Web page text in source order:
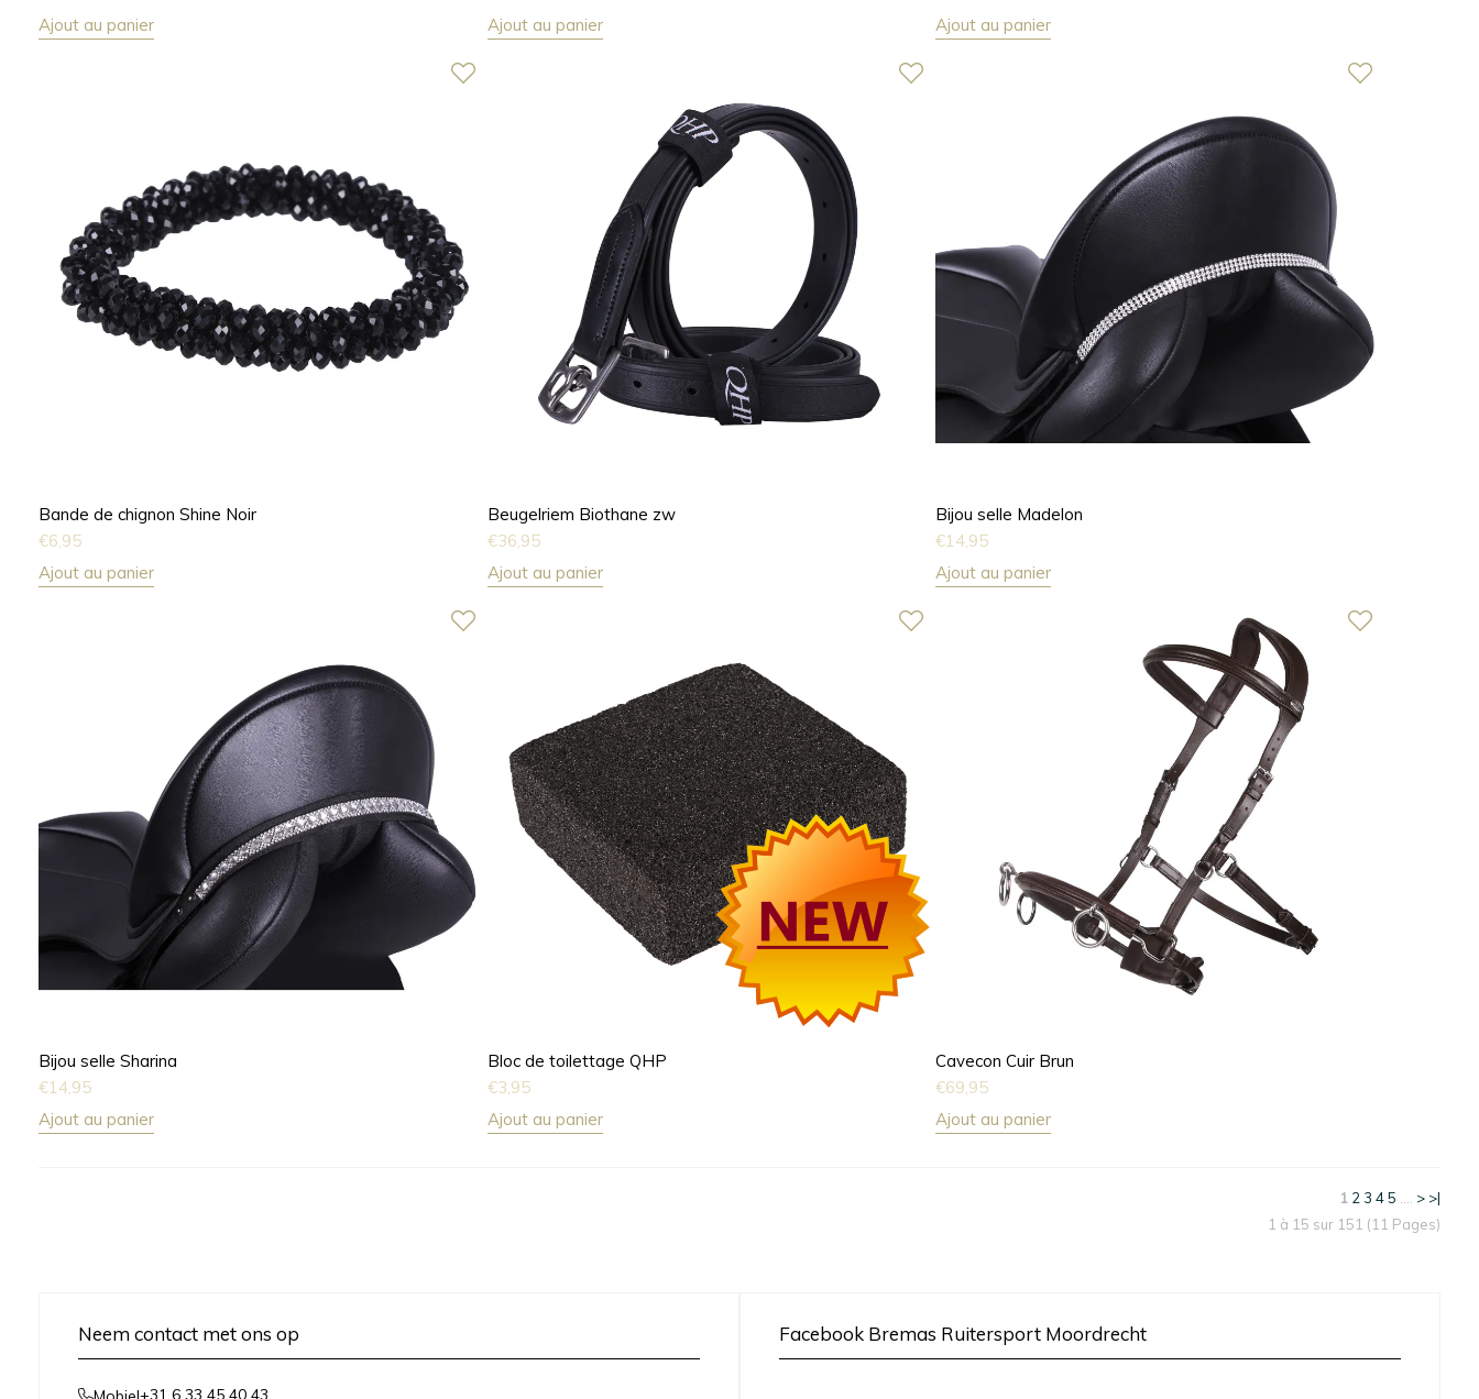
Ajout au panier
Ajout au panier
Ajout au panier
Bande de chignon Shine Noir
€6,95
Ajout au panier
Beugelriem Biothane zw
€36,95
Ajout au panier
Bijou selle Madelon
€14,95
Ajout au panier
Bijou selle Sharina
€14,95
Ajout au panier
Bloc de toilettage QHP
€3,95
Ajout au panier
Cavecon Cuir Brun
€69,95
Ajout au panier
1 2 3 45 .... > >|
1 à 15 sur 151 (11 Pages)
Neem contact met ons op
+31 6 33 45 40 43
Facebook Bremas Ruitersport Moordrecht